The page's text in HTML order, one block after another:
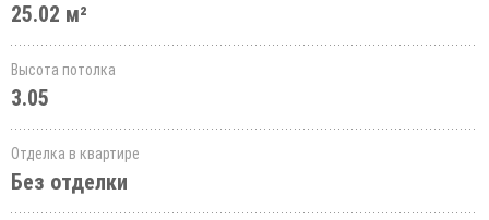
25.02 м²
Высота потолка
3.05
Отделка в квартире
Без отделки